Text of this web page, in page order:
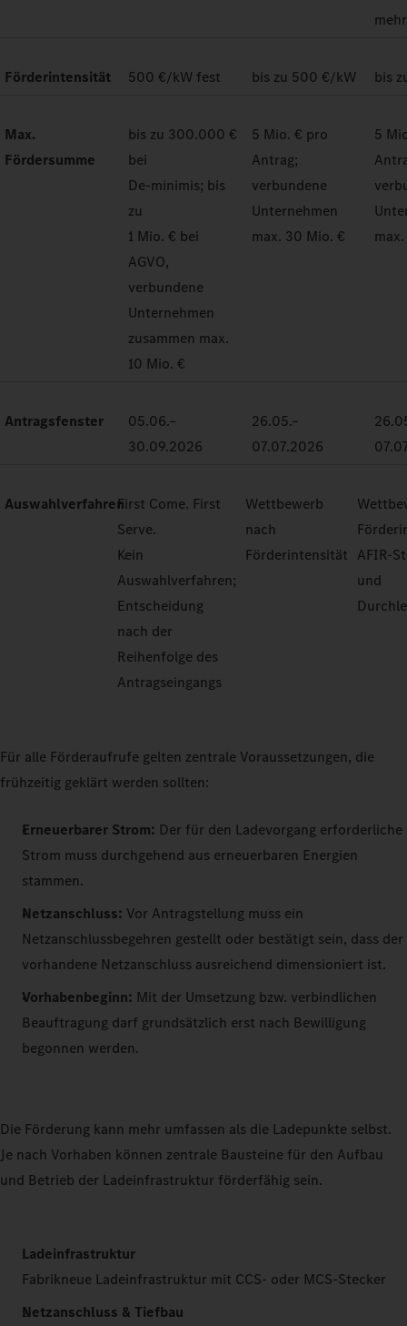
mehr
Förderintensität 500 €/kW fest bis zu 500 €/kW bis
Max.
Fördersumme
bis zu 300.000 €
bei
De-minimis; bis
zu
1 Mio. € bei
AGVO,
verbundene
Unternehmen
zusammen max.
10 Mio. €
5 Mio. € pro
Antrag;
verbundene
Unternehmen
max. 30 Mio. €
5
Antragsfenster
05.06.–
30.09.2026
26.05.–
07.07.2026
AuswahlverfahrenFirst Come. First
Serve.
Kein
Auswahlverfahren;
Entscheidung
nach der
Reihenfolge des
Antragseingangs
Wettbewerb
nach
Förderintensität AFIR-
und
Für alle Förderaufrufe gelten zentrale Voraussetzungen, die
frühzeitig geklärt werden sollten:
Erneuerbarer Strom: Der für den Ladevorgang erforderliche
Strom muss durchgehend aus erneuerbaren Energien
stammen.
Netzanschluss: Vor Antragstellung muss ein
Netzanschlussbegehren gestellt oder bestätigt sein, dass der
vorhandene Netzanschluss ausreichend dimensioniert ist.
Vorhabenbeginn: Mit der Umsetzung bzw. verbindlichen
Beauftragung darf grundsätzlich erst nach Bewilligung
begonnen werden.
Die Förderung kann mehr umfassen als die Ladepunkte selbst.
Je nach Vorhaben können zentrale Bausteine für den Aufbau
und Betrieb der Ladeinfrastruktur förderfähig sein.
Ladeinfrastruktur
Fabrikneue Ladeinfrastruktur mit CCS- oder MCS-Stecker
Netzanschluss & Tiefbau